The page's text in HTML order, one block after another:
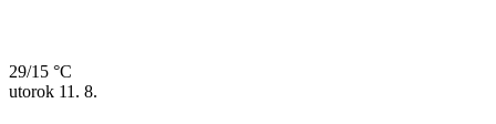
29/15 °C
utorok 11. 8.